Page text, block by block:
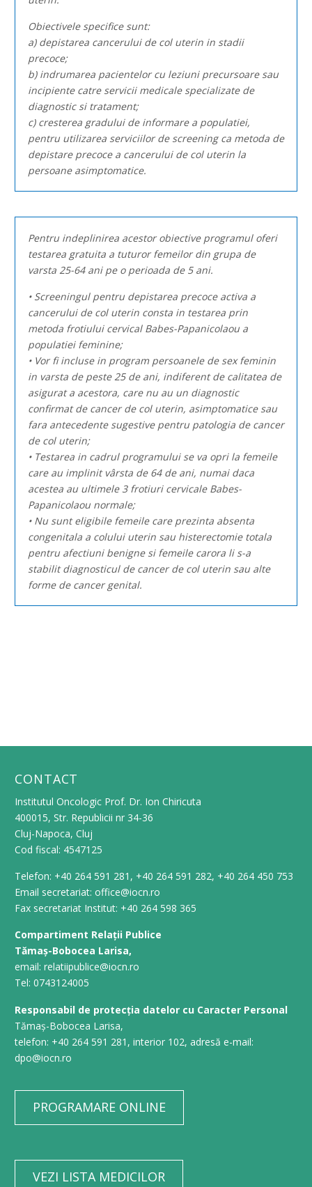
Obiectivele specifice sunt:
a) depistarea cancerului de col uterin in stadii
precoce;
b) indrumarea pacientelor cu leziuni precursoare sau
incipiente catre servicii medicale specializate de
diagnostic si tratament;
c) cresterea gradului de informare a populatiei,
pentru utilizarea serviciilor de screening ca metoda de
depistare precoce a cancerului de col uterin la
persoane asimptomatice.
Pentru indeplinirea acestor obiective programul oferi
testarea gratuita a tuturor femeilor din grupa de
varsta 25-64 ani pe o perioada de 5 ani.
• Screeningul pentru depistarea precoce activa a
cancerului de col uterin consta in testarea prin
metoda frotiului cervical Babes-Papanicolaou a
populatiei feminine;
• Vor fi incluse in program persoanele de sex feminin
in varsta de peste 25 de ani, indiferent de calitatea de
asigurat a acestora, care nu au un diagnostic
confirmat de cancer de col uterin, asimptomatice sau
fara antecedente sugestive pentru patologia de cancer
de col uterin;
• Testarea in cadrul programului se va opri la femeile
care au implinit vârsta de 64 de ani, numai daca
acestea au ultimele 3 frotiuri cervicale Babes-
Papanicolaou normale;
• Nu sunt eligibile femeile care prezinta absenta
congenitala a colului uterin sau histerectomie totala
pentru afectiuni benigne si femeile carora li s-a
stabilit diagnosticul de cancer de col uterin sau alte
forme de cancer genital.
CONTACT
Institutul Oncologic Prof. Dr. Ion Chiricuta
400015, Str. Republicii nr 34-36
Cluj-Napoca, Cluj
Cod fiscal: 4547125
Telefon: +40 264 591 281, +40 264 591 282, +40 264 450 753
Email secretariat: office@iocn.ro
Fax secretariat Institut: +40 264 598 365
Compartiment Relații Publice
Tămaș-Bobocea Larisa,
email: relatiipublice@iocn.ro
Tel: 0743124005
Responsabil de protecția datelor cu Caracter Personal
Tămaș-Bobocea Larisa,
telefon: +40 264 591 281, interior 102, adresă e-mail:
dpo@iocn.ro
PROGRAMARE ONLINE
VEZI LISTA MEDICILOR